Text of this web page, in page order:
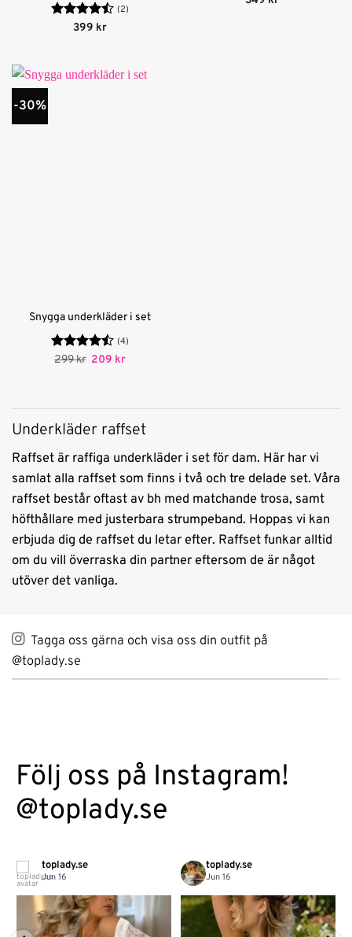
Betygsatt
(2)
399 kr
-30%
Snygga underkläder i set
Betygsatt
(4)
299kr Det
209 krDet
Underkläder raffset
Raffset är raffiga underkläder i set för dam. Här har vi
samlat alla raffset som finns i två och tre delade set. Våra
raffset består oftast av bh med matchande trosa, samt
höfthållare med justerbara strumpeband. Hoppas vi kan
erbjuda dig de raffset du letar efter. Raffset funkar alltid
om du vill överraska din partner eftersom de är något
utöver det vanliga.
Tagga oss gärna och visa oss din outfit på
@toplady.se
Följ oss på Instagram!
@toplady.se
toplady.se
Jun 16
toplady.se
Jun 16